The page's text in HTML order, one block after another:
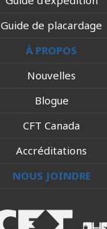
Guide de placardage
À PROPOS
Nouvelles
Blogue
CFT Canada
Accréditations
NOUS JOINDRE